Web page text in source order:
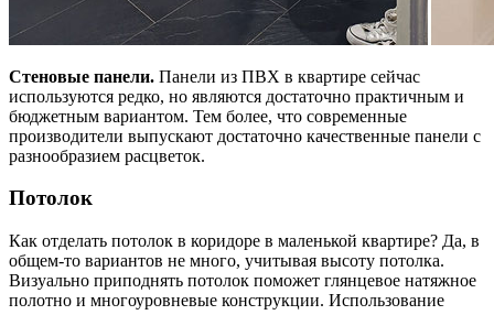
Стеновые панели. Панели из ПВХ в квартире сейчас
используются редко, но являются достаточно практичным и
бюджетным вариантом. Тем более, что современные
производители выпускают достаточно качественные панели с
разнообразием расцветок.
Потолок
Как отделать потолок в коридоре в маленькой квартире? Да, в
общем-то вариантов не много, учитывая высоту потолка.
Визуально приподнять потолок поможет глянцевое натяжное
полотно и многоуровневые конструкции. Использование